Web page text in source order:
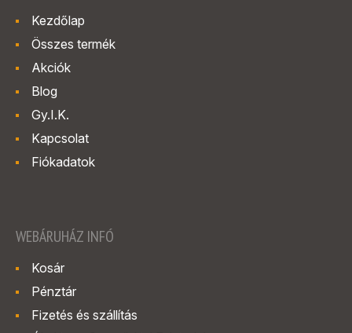
Kezdőlap
Összes termék
Akciók
Blog
Gy.I.K.
Kapcsolat
Fiókadatok
WEBÁRUHÁZ INFÓ
Kosár
Pénztár
Fizetés és szállítás